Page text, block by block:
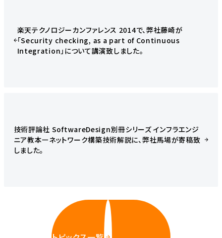
楽天テクノロジーカンファレンス 2014で、弊社藤崎が
「Security checking, as a part of Continuous
Integration」について講演致しました。
技術評論社 SoftwareDesign別冊シリーズ インフラエンジ
ニア教本―ネットワーク構築技術解説に、弊社馬場が寄稿致
しました。